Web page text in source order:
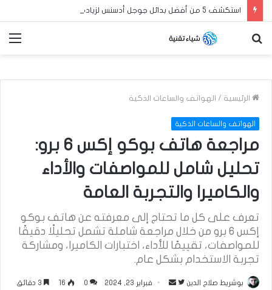
الرئيسية / الهواتف والساعات الذكية
الهواتف والساعات الذكية
مراجعة هاتف بوكو إكس 6 برو:
تحليل شامل للمواصفات والأداء
والكاميرا والتجربة العامة
تعرف على كل ما تحتاج إلى معرفته عن هاتف بوكو
إكس 6 برو من خلال مراجعة شاملة تشمل تحليلًا دقيقًا
للمواصفات، تقييمًا للأداء، اختبارات الكاميرا، ومشاركة
تجربة الاستخدام بشكل عام.
بوشريط صلاح الدين
ت
فبراير 23, 2024 0
16